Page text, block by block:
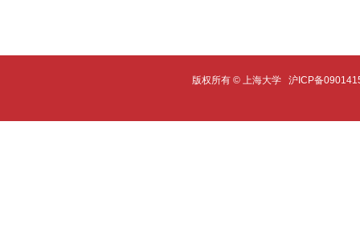
版权所有 © 上海大学 沪ICP备